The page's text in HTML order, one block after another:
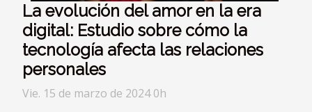
La evolución del amor en la era
digital: Estudio sobre cómo la
tecnología afecta las relaciones
personales
Vie. 15 de marzo de 2024 0h